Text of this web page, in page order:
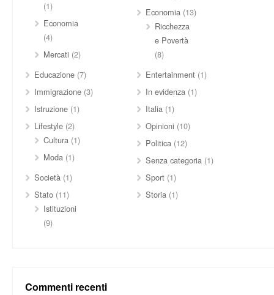
(1)
Economia
(4)
Mercati (2)
Economia (13)
Ricchezza
e Povertà
(8)
Educazione (7) Entertainment (1)
Immigrazione (3) In evidenza (1)
Istruzione (1) Italia (1)
Lifestyle (2)
Cultura (1)
Moda (1)
Opinioni (10)
Politica (12)
Senza categoria (1)
Società (1) Sport (1)
Stato (11)
Istituzioni
(9)
Storia (1)
Commenti recenti